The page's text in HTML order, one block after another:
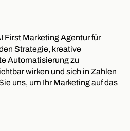
First Marketing Agentur für
Strategie, kreative
Automatisierung zu
wirken und sich in Zahlen
uns, um Ihr Marketing auf das